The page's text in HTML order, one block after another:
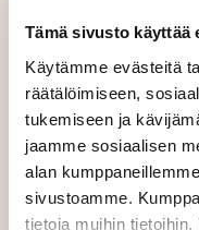
Tämä sivusto käyttää
Käytämme evästeitä
räätälöimiseen,
tukemiseen ja
jaamme sosiaalisen
alan
sivustoamme.
tietoja muihin
Suoraverho
cm
Sivupainot